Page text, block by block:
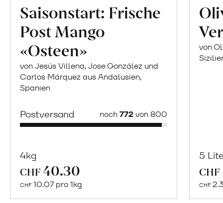
Saisonstart: Frische
Post Mango
«Osteen»
von Jesús Villena, Jose González und
Carlos Márquez aus Andalusien,
Spanien
Postversand noch772von 800
4kg
CHF 40.30
CHF 10.07 pro 1kg
Naturbelassene
von
5
CHF
CHF